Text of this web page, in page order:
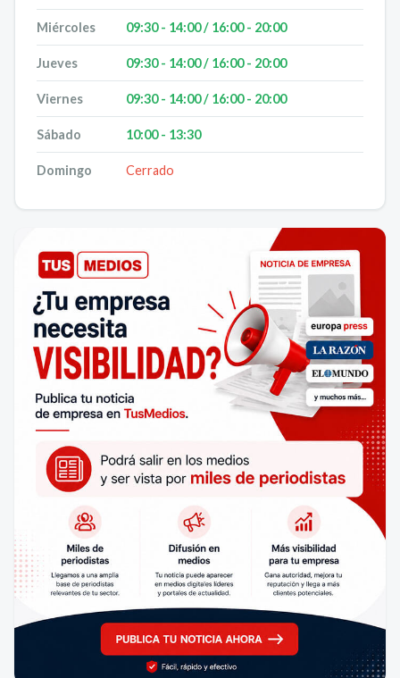
Miércoles 09:30 - 14:00 / 16:00 - 20:00
Jueves 09:30 - 14:00 / 16:00 - 20:00
Viernes 09:30 - 14:00 / 16:00 - 20:00
Sábado 10:00 - 13:30
Domingo Cerrado